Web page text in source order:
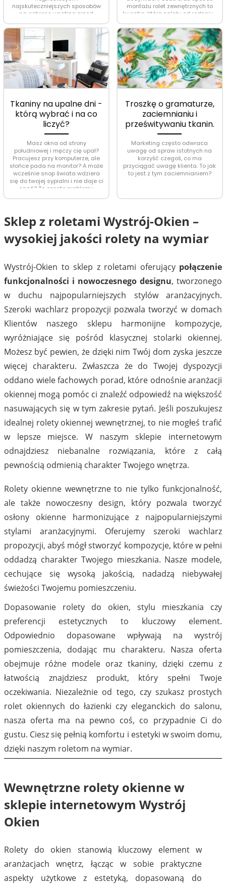
najskuteczniejszych sposobów
na ochronę wnętrza przed
chemii, hałasu i uciążliwego...
montażu rolet zewnętrznych to
kwestia, która zależy od rodzaju...
Tkaniny na upalne dni -
którą wybrać i na co
liczyć?
Masz okna od strony
południowej i męczy cię upał?
Pracujesz przy komputerze, ale
słońce pada na monitor? A może
wcześnie snop świata wdziera
się do twojej sypialni i nie daje ci
spać? To częste problemy
Troszkę o gramaturze,
zaciemnianiu i
prześwitywaniu tkanin.
Marketing często odwraca
uwagę od spraw istotnych na
korzyść czegoś, co ma
przyciągać uwagę klienta. To jak
to jest z tym zaciemnianiem?
Sklep z roletami Wystrój-Okien –
wysokiej jakości rolety na wymiar
Wystrój-Okien to sklep z roletami oferujący połączenie
funkcjonalności i nowoczesnego designu, tworzonego
w duchu najpopularniejszych stylów aranżacyjnych.
Szeroki wachlarz propozycji pozwala tworzyć w domach
Klientów naszego sklepu harmonijne kompozycje,
wyróżniające się pośród klasycznej stolarki okiennej.
Możesz być pewien, że dzięki nim Twój dom zyska jeszcze
więcej charakteru. Zwłaszcza że do Twojej dyspozycji
oddano wiele fachowych porad, które odnośnie aranżacji
okiennej mogą pomóc ci znaleźć odpowiedź na większość
nasuwających się w tym zakresie pytań. Jeśli poszukujesz
idealnej rolety okiennej wewnętrznej, to nie mogłeś trafić
w lepsze miejsce. W naszym sklepie internetowym
odnajdziesz niebanalne rozwiązania, które z całą
pewnością odmienią charakter Twojego wnętrza.
Rolety okienne wewnętrzne to nie tylko funkcjonalność,
ale także nowoczesny design, który pozwala tworzyć
osłony okienne harmonizujące z najpopularniejszymi
stylami aranżacyjnymi. Oferujemy szeroki wachlarz
propozycji, abyś mógł stworzyć kompozycje, które w pełni
oddadzą charakter Twojego mieszkania. Nasze modele,
cechujące się wysoką jakością, nadadzą niebywałej
świeżości Twojemu pomieszczeniu.
Dopasowanie rolety do okien, stylu mieszkania czy
preferencji estetycznych to kluczowy element.
Odpowiednio dopasowane wpływają na wystrój
pomieszczenia, dodając mu charakteru. Nasza oferta
obejmuje różne modele oraz tkaniny, dzięki czemu z
łatwością znajdziesz produkt, który spełni Twoje
oczekiwania. Niezależnie od tego, czy szukasz prostych
rolet okiennych do łazienki czy eleganckich do salonu,
nasza oferta ma na pewno coś, co przypadnie Ci do
gustu. Ciesz się pełnią komfortu i estetyki w swoim domu,
dzięki naszym roletom na wymiar.
Wewnętrzne rolety okienne w
sklepie internetowym Wystrój
Okien
Rolety do okien stanowią kluczowy element w
aranżacjach wnętrz, łącząc w sobie praktyczne
aspekty użytkowe z estetyką, dopasowaną do